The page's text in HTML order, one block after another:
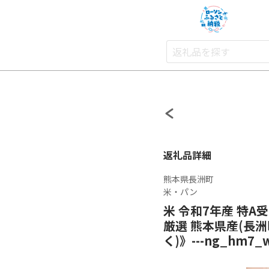
返礼品詳細
熊本県長洲町
米・パン
米 令和7年産 特A
厳選 熊本県産(長
く)》---